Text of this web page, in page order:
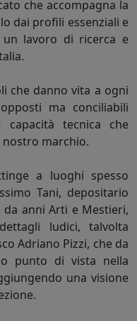
che accompagna la
dai profili essenziali e
lavoro di ricerca e
che danno vita a ogni
ma conciliabili
tecnica che
marchio.
a luoghi spesso
Tani, depositario
anni Arti e Mestieri,
ludici, talvolta
Adriano Pizzi, che da
punto di vista nella
una visione